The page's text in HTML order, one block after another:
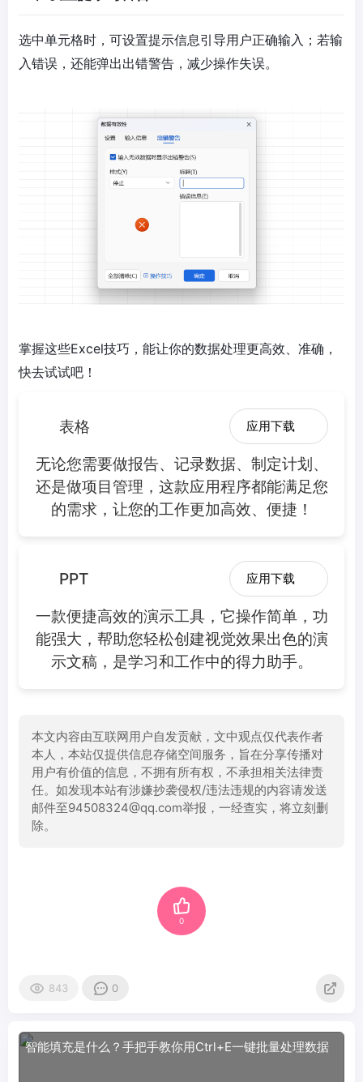
选中单元格时，可设置提示信息引导用户正确输入；若输
入错误，还能弹出出错警告，减少操作失误。
掌握这些Excel技巧，能让你的数据处理更高效、准确，
快去试试吧！
表格 应用下载
无论您需要做报告、记录数据、制定计划、
还是做项目管理，这款应用程序都能满足您
的需求，让您的工作更加高效、便捷！
PPT 应用下载
一款便捷高效的演示工具，它操作简单，功
能强大，帮助您轻松创建视觉效果出色的演
示文稿，是学习和工作中的得力助手。
本文内容由互联网用户自发贡献，文中观点仅代表作者
本人，本站仅提供信息存储空间服务，旨在分享传播对
用户有价值的信息，不拥有所有权，不承担相关法律责
任。如发现本站有涉嫌抄袭侵权/违法违规的内容请发送
邮件至94508324@qq.com举报，一经查实，将立刻删
除。
0
843 0
智能填充是什么？手把手教你用Ctrl+E一键批量处理数据